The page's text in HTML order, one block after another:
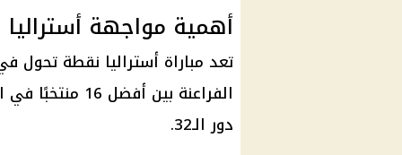
أهمية مواجهة
تعد مباراة أستراليا نقطة
الفراعنة بين
دور الـ32.